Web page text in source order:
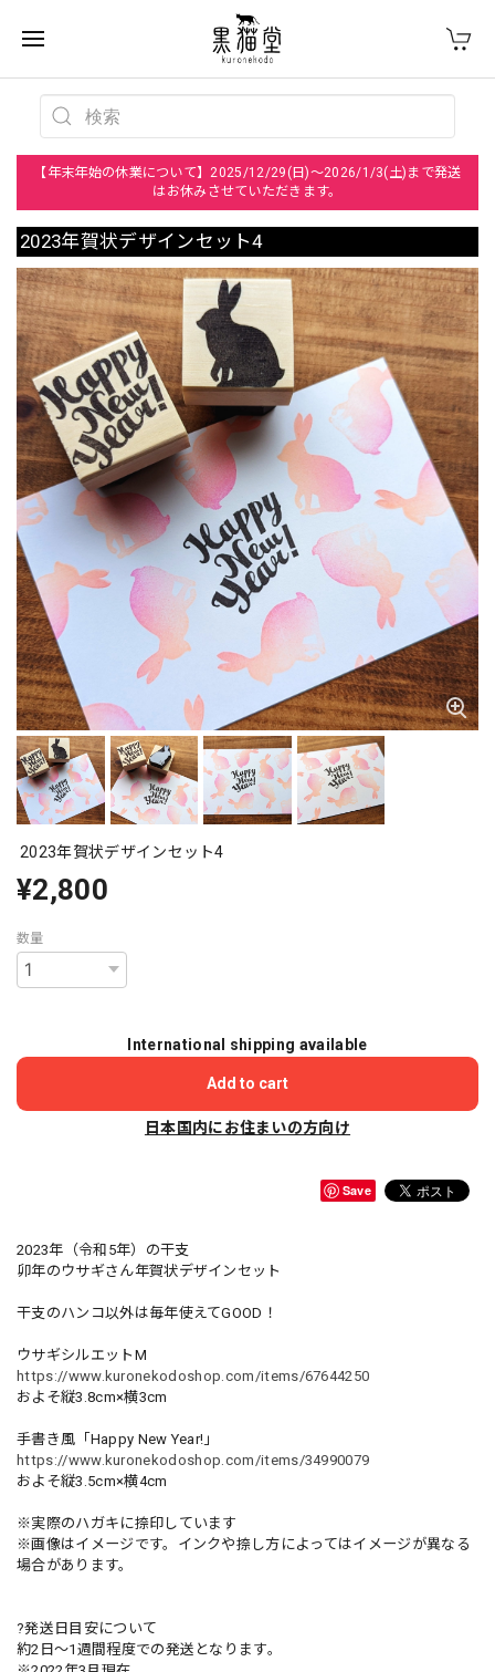
【年末年始の休業について】2025/12/29(日)～2026/1/3(土)まで発送
はお休みさせていただきます。
2023年賀状デザインセット4
2023年賀状デザインセット4
¥2,800
数量
International shipping available
Add to cart
日本国内にお住まいの方向け
Save
2023年（令和5年）の干支
卯年のウサギさん年賀状デザインセット
干支のハンコ以外は毎年使えてGOOD！
ウサギシルエットM
https://www.kuronekodoshop.com/items/67644250
およそ縦3.8cm×横3cm
手書き風「Happy New Year!」
https://www.kuronekodoshop.com/items/34990079
およそ縦3.5cm×横4cm
※実際のハガキに捺印しています
※画像はイメージです。インクや捺し方によってはイメージが異なる
場合があります。
?発送日目安について
約2日〜1週間程度での発送となります。